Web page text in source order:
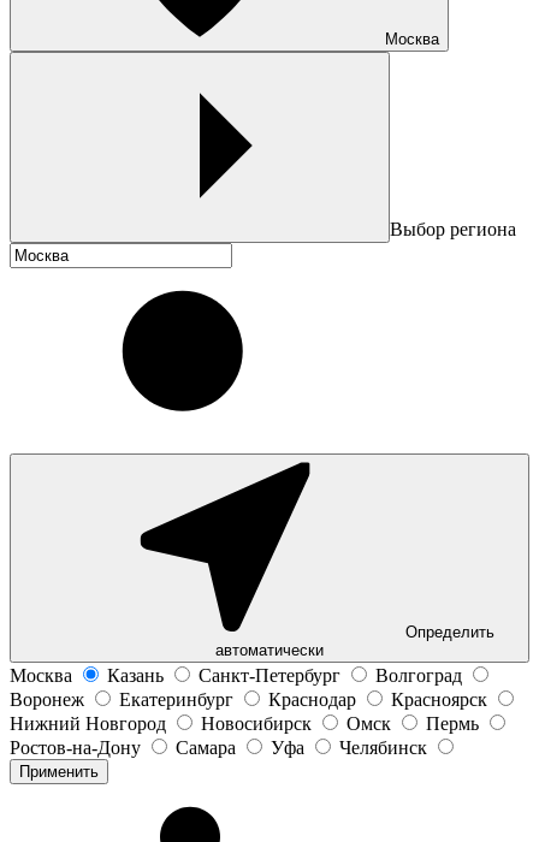
Москва
Выбор региона
Определить
автоматически
Москва Казань Санкт-Петербург
Волгоград
Воронеж
Екатеринбург Краснодар
Красноярск
Нижний Новгород
Новосибирск Омск
Пермь
Ростов-на-Дону
Самара Уфа Челябинск
Применить